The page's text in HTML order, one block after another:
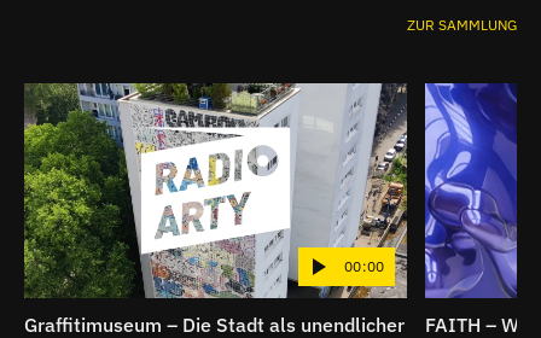
ZUR SAMMLUNG
00:00
Graffitimuseum – Die Stadt als unendlicher
FAITH –